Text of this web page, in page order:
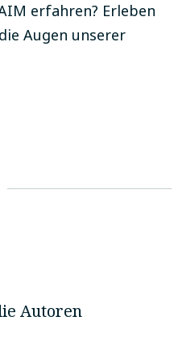
erfahren? Erleben
Augen unserer
Autoren